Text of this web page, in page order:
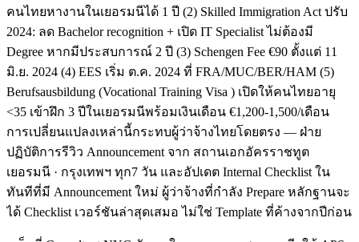
คนไทยหางานในเยอรมนีได้ 1 ปี (2) Skilled Immigration Act ปรับ
2024: ลด Bachelor recognition + เปิด IT Specialist ไม่ต้องมี
Degree หากมีประสบการณ์ 2 ปี (3) Schengen Fee €90 ตั้งแต่ 11
มิ.ย. 2024 (4) EES เริ่ม ต.ค. 2024 ที่ FRA/MUC/BER/HAM (5)
Berufsausbildung (Vocational Training Visa ) เปิดให้คนไทยอายุ
<35 เข้าฝึก 3 ปีในเยอรมนีพร้อมเงินเดือน €1,200-1,500/เดือน
การเปลี่ยนแปลงเหล่านี้กระทบผู้ว่าจ้างไทยโดยตรง — ฝ่าย
ปฏิบัติการรีวิว Announcement จาก สถานเอกอัครราชทูต
เยอรมนี · กรุงเทพฯ ทุก7 วัน และอัปเดต Internal Checklist ใน
ทันทีที่มี Announcement ใหม่ ผู้ว่าจ้างที่กำลัง Prepare หลักฐานจะ
ได้ Checklist เวอร์ชันล่าสุดเสมอ ไม่ใช่ Template ที่ค้างจากปีก่อน